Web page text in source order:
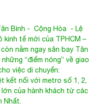
Bình -Cộng Hòa - Lệ
tế mới của TPHCM –
nằm ngay sân bay Tân
“điểm nóng” về giao
việc di chuyển:
kết nối với metro số 1, 2,
của hành khách từ các
Nhất.